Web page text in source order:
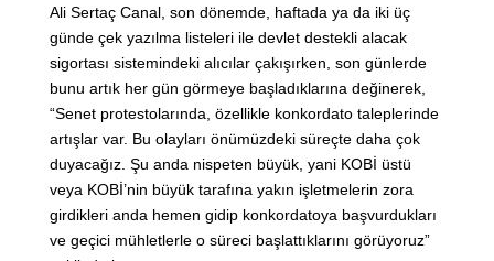
Ali Sertaç Canal, son dönemde, haftada ya da iki üç
günde çek yazılma listeleri ile devlet destekli alacak
sigortası sistemindeki alıcılar çakışırken, son günlerde
bunu artık her gün görmeye başladıklarına değinerek,
“Senet protestolarında, özellikle konkordato taleplerinde
artışlar var. Bu olayları önümüzdeki süreçte daha çok
duyacağız. Şu anda nispeten büyük, yani KOBİ üstü
veya KOBİ’nin büyük tarafına yakın işletmelerin zora
girdikleri anda hemen gidip konkordatoya başvurdukları
ve geçici mühletlerle o süreci başlattıklarını görüyoruz”